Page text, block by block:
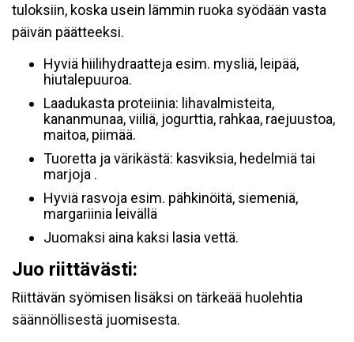
tuloksiin, koska usein lämmin ruoka syödään vasta
päivän päätteeksi.
Hyviä hiilihydraatteja esim. mysliä, leipää,
hiutalepuuroa.
Laadukasta proteiinia: lihavalmisteita,
kananmunaa, viiliä, jogurttia, rahkaa, raejuustoa,
maitoa, piimää.
Tuoretta ja värikästä: kasviksia, hedelmiä tai
marjoja .
Hyviä rasvoja esim. pähkinöitä, siemeniä,
margariinia leivällä
Juomaksi aina kaksi lasia vettä.
Juo riittävästi:
Riittävän syömisen lisäksi on tärkeää huolehtia
säännöllisestä juomisesta.